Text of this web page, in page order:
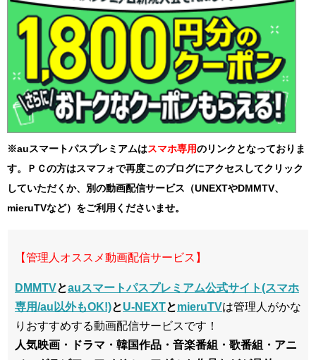
※auスマートパスプレミアムはスマホ専用のリンクとなっておりま
す。ＰＣの方はスマフォで再度このブログにアクセスしてクリック
していただくか、別の動画配信サービス（UNEXTやDMMTV、
mieruTVなど）をご利用くださいませ。
【管理人オススメ動画配信サービス】
DMMTVとauスマートパスプレミアム公式サイト(スマホ
専用/au以外もOK!)とU-NEXTとmieruTVは管理人がかな
りおすすめする動画配信サービスです！
人気映画・ドラマ・韓国作品・音楽番組・歌番組・アニ